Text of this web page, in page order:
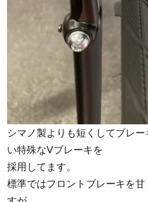
シマノ製よりも短くしてブレ
い特殊なVブレーキを
採用してます。
標準ではフロントブレーキを